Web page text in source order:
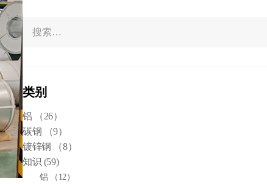
类别
铝 （26）
碳钢 （9）
镀锌钢 （8）
知识 (59)
铝 （12）